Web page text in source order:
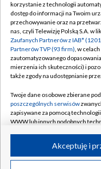
Abonament TVP
Emisja w TVP
Centrum informacji TVP
Naziemna Telewizja
Rada Programowa
System NOS
Informacje o nadawcy
Program dla prasy
©2026 Telewizja
korzystanie z technologii
dostęp do informacji na Twoim
przechowywanie oraz na
nas, czyli Telewizję Polską S.A. w
Zaufanych Partnerów z IAB*
Partnerów TVP (93 firm), w
zautomatyzowanego
mierzenia ich skuteczności) i
także zgody na udostępnianie
Twoje dane osobowe zbierane
poszczególnych serwisów
zapisywane za pomocą
WWW lub innych podobnych
ruchu w Internecie.Akceptuję i